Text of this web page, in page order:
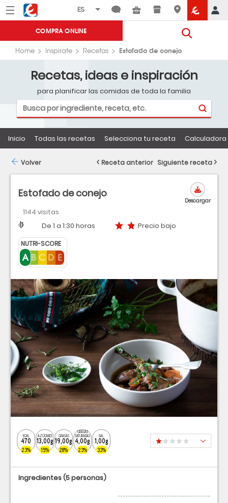
Menú Eroski
COMPRA ONLINE
Home Inspirate Recetas Estofado de conejo
Recetas, ideas e inspiración
para planificar las comidas de toda la familia
Inicio Todas las recetas Selecciona tu receta
Estofado de conejo
1144 visitas
Dificultad
Tiempo De 1 a 1:30 horas
Precio bajo Precio bajo
NUTRI-SCORE
Descargar
KCAL
470
23%
AZÚCARES
13,00g
15%
GRASAS
19,00g
28%
GRASAS
SATURADAS
4,00g
23%
SAL
1,00g
33%
Ingredientes(5 personas)
Volver Receta anterior Siguiente receta